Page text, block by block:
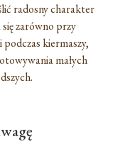
radosny charakter
zarówno przy
kiermaszy,
małych